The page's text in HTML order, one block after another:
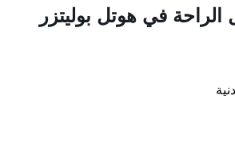
الراحة في هوتل بوليتزر